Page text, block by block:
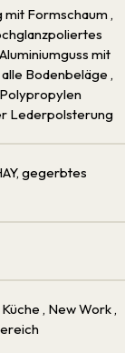
mit Formschaum ,
mit
Bodenbeläge ,
Lederpolsterung
gegerbtes
Küche , New Work ,